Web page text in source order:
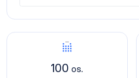
Konferencja
100os.